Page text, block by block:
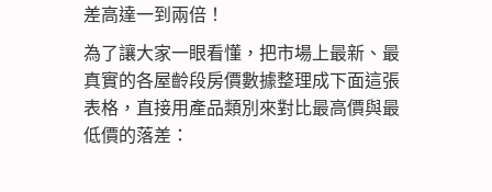
差高達一到兩倍！
為了讓大家一眼看懂，把市場上最新、最
真實的各屋齡段房價數據整理成下面這張
表格，直接用產品類別來對比最高價與最
低價的落差：